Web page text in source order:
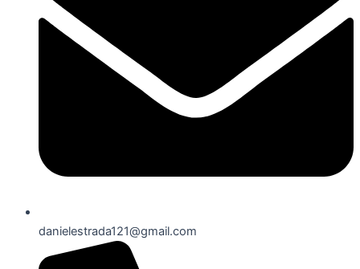
danielestrada121@gmail.com